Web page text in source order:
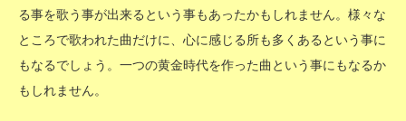
る事を歌う事が出来るという事もあったかもしれません。様々な
ところで歌われた曲だけに、心に感じる所も多くあるという事に
もなるでしょう。一つの黄金時代を作った曲という事にもなるか
もしれません。